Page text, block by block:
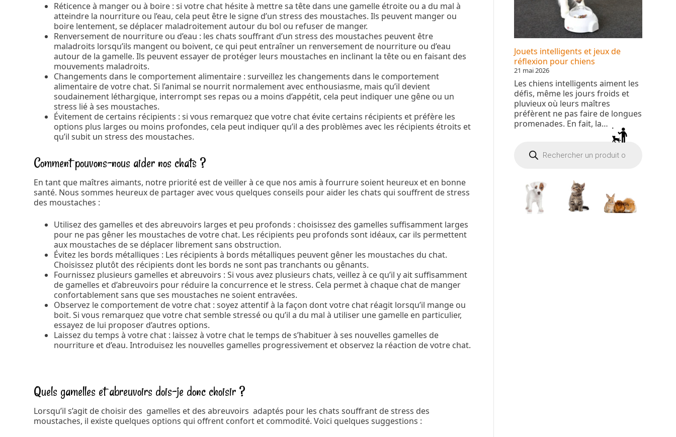
Réticence à manger ou à boire : si votre chat hésite à mettre sa tête dans une gamelle étroite ou a du mal à
atteindre la nourriture ou l’eau, cela peut être le signe d’un stress des moustaches. Ils peuvent manger ou
boire lentement, se déplacer maladroitement autour du bol ou refuser de manger.
Renversement de nourriture ou d’eau : les chats souffrant d’un stress des moustaches peuvent être
maladroits lorsqu’ils mangent ou boivent, ce qui peut entraîner un renversement de nourriture ou d’eau
autour de la gamelle. Ils peuvent essayer de protéger leurs moustaches en inclinant la tête ou en faisant des
mouvements maladroits.
Changements dans le comportement alimentaire : surveillez les changements dans le comportement
alimentaire de votre chat. Si l’animal se nourrit normalement avec enthousiasme, mais qu’il devient
soudainement léthargique, interrompt ses repas ou a moins d’appétit, cela peut indiquer une gêne ou un
stress lié à ses moustaches.
Évitement de certains récipients : si vous remarquez que votre chat évite certains récipients et préfère les
options plus larges ou moins profondes, cela peut indiquer qu’il a des problèmes avec les récipients étroits et
qu’il subit un stress des moustaches.
Comment pouvons-nous aider nos chats ?
En tant que maîtres aimants, notre priorité est de veiller à ce que nos amis à fourrure soient heureux et en bonne
santé. Nous sommes heureux de partager avec vous quelques conseils pour aider les chats qui souffrent de stress
des moustaches :
Utilisez des gamelles et des abreuvoirs larges et peu profonds : choisissez des gamelles suffisamment larges
pour ne pas gêner les moustaches de votre chat. Les récipients peu profonds sont idéaux, car ils permettent
aux moustaches de se déplacer librement sans obstruction.
Évitez les bords métalliques : Les récipients à bords métalliques peuvent gêner les moustaches du chat.
Choisissez plutôt des récipients dont les bords ne sont pas tranchants ou gênants.
Fournissez plusieurs gamelles et abreuvoirs : Si vous avez plusieurs chats, veillez à ce qu’il y ait suffisamment
de gamelles et d’abreuvoirs pour réduire la concurrence et le stress. Cela permet à chaque chat de manger
confortablement sans que ses moustaches ne soient entravées.
Observez le comportement de votre chat : soyez attentif à la façon dont votre chat réagit lorsqu’il mange ou
boit. Si vous remarquez que votre chat semble stressé ou qu’il a du mal à utiliser une gamelle en particulier,
essayez de lui proposer d’autres options.
Laissez du temps à votre chat : laissez à votre chat le temps de s’habituer à ses nouvelles gamelles de
nourriture et d’eau. Introduisez les nouvelles gamelles progressivement et observez la réaction de votre chat.
Quels gamelles et abreuvoirs dois-je donc choisir ?
Lorsqu’il s’agit de choisir des gamelles et des abreuvoirs adaptés pour les chats souffrant de stress des
moustaches, il existe quelques options qui offrent confort et commodité. Voici quelques suggestions :
Jouets intelligents et jeux de
réflexion pour chiens
21 mai 2026
Les chiens intelligents aiment les
défis, même les jours froids et
pluvieux où leurs maîtres
préfèrent ne pas faire de longues
promenades. En fait, la…
produits